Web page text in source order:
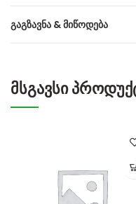
ᲒᲐᲒᲖᲐᲕᲜᲐ & ᲛᲘᲬᲝᲓᲔᲑᲐ
ᲛᲡᲒᲐᲕᲡᲘ